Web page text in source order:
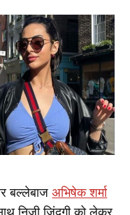
बल्लेबाजअभिषेक शर्मा
निजी जिंदगी को लेकर